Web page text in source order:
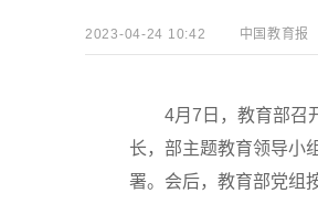
2023-04-24 10:42 中国教育报
4月7日，教育部召开
长，部主题教育领导小
署。会后，教育部党组